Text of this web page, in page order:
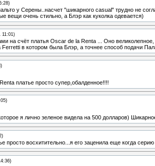
у Серены..насчет "шикарного casual" трудно не
вещи очень стильно, а Блэр как куколка одевается)
11:01)
на счёт платья Oscar de la Renta ... Оно
Ferretti в котором была Блэр, а точнее способ подачи
платье просто супер,обалденное!!!!
я лично зеленое видела на 500 долларов)
просто восхитительно...я его заценила еще когда